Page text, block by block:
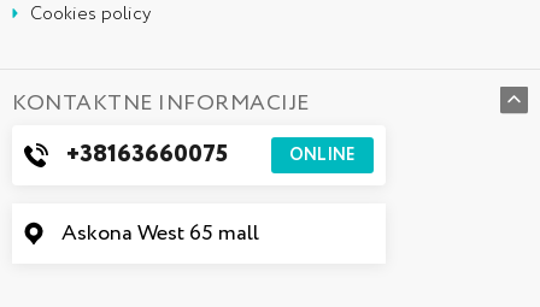
Cookies policy
KONTAKTNE INFORMACIJE
+38163660075 ONLINE
Askona West 65 mall